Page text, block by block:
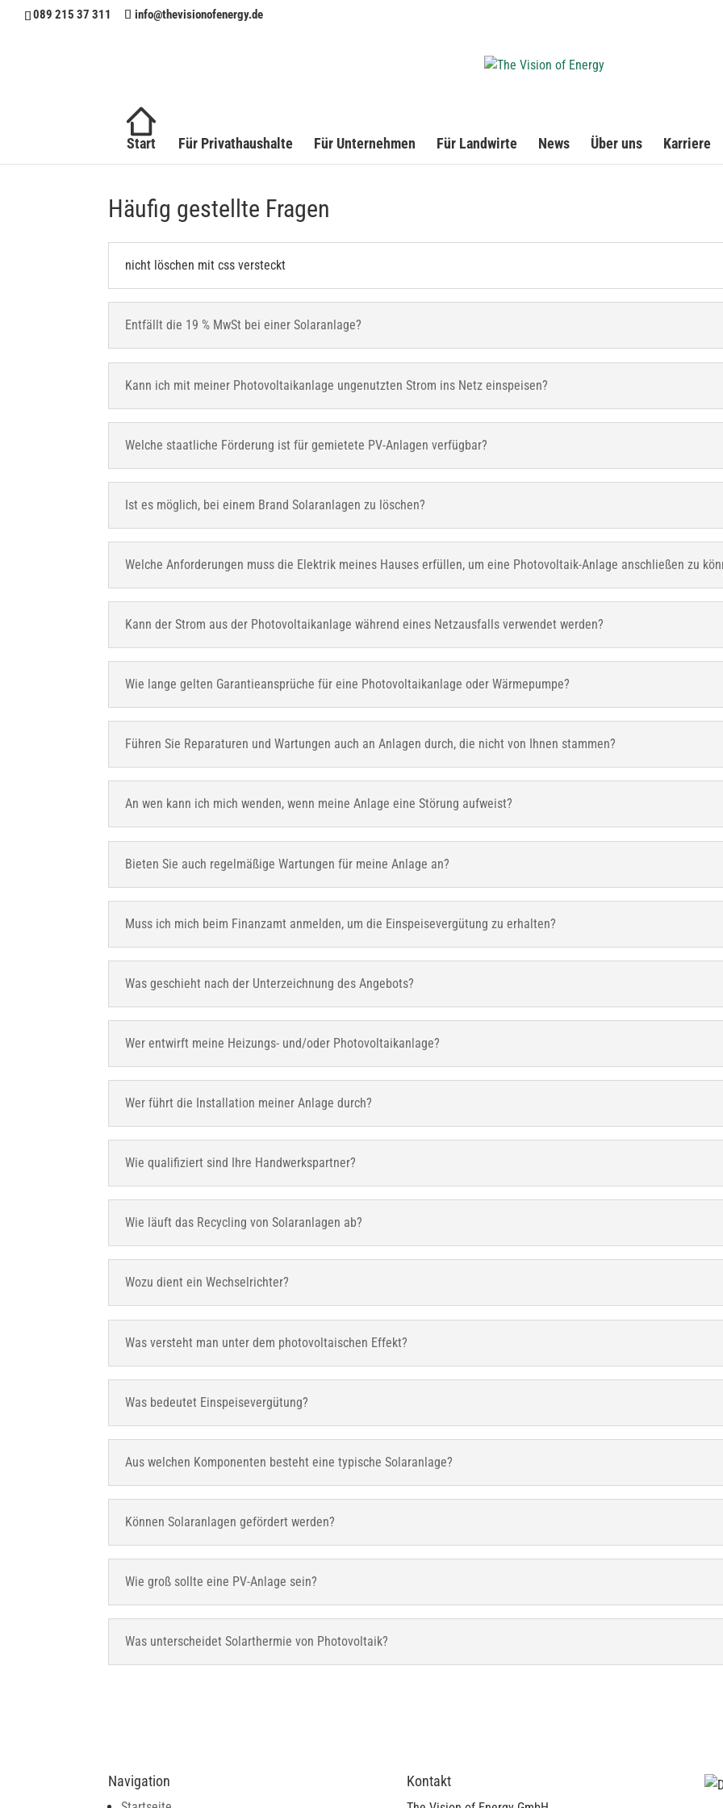
089 215 37 311 info@thevisionofenergy.de
Start Für Privathaushalte Für Unternehmen Für Landwirte News Über uns Karriere
Häufig gestellte Fragen
nicht löschen mit css versteckt
Entfällt die 19 % MwSt bei einer Solaranlage?
Kann ich mit meiner Photovoltaikanlage ungenutzten Strom ins Netz einspeisen?
Welche staatliche Förderung ist für gemietete PV-Anlagen verfügbar?
Ist es möglich, bei einem Brand Solaranlagen zu löschen?
Welche Anforderungen muss die Elektrik meines Hauses erfüllen, um eine Photovoltaik-Anlage anschließen zu
Kann der Strom aus der Photovoltaikanlage während eines Netzausfalls verwendet werden?
Wie lange gelten Garantieansprüche für eine Photovoltaikanlage oder Wärmepumpe?
Führen Sie Reparaturen und Wartungen auch an Anlagen durch, die nicht von Ihnen stammen?
An wen kann ich mich wenden, wenn meine Anlage eine Störung aufweist?
Bieten Sie auch regelmäßige Wartungen für meine Anlage an?
Muss ich mich beim Finanzamt anmelden, um die Einspeisevergütung zu erhalten?
Was geschieht nach der Unterzeichnung des Angebots?
Wer entwirft meine Heizungs- und/oder Photovoltaikanlage?
Wer führt die Installation meiner Anlage durch?
Wie qualifiziert sind Ihre Handwerkspartner?
Wie läuft das Recycling von Solaranlagen ab?
Wozu dient ein Wechselrichter?
Was versteht man unter dem photovoltaischen Effekt?
Was bedeutet Einspeisevergütung?
Aus welchen Komponenten besteht eine typische Solaranlage?
Können Solaranlagen gefördert werden?
Wie groß sollte eine PV-Anlage sein?
Was unterscheidet Solarthermie von Photovoltaik?
Navigation Kontakt